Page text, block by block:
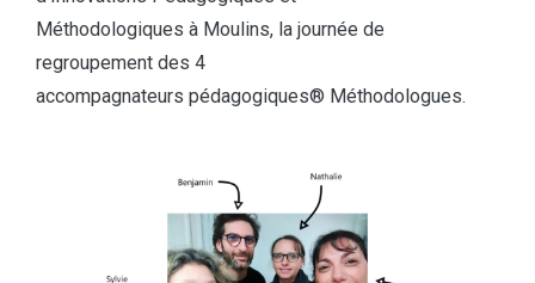
Méthodologiques à Moulins, la journée de
regroupement des 4
accompagnateurs pédagogiques® Méthodologues.